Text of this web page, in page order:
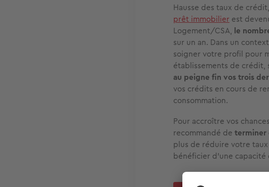
Hausse des taux de
prêt immobilier est
Logement/CSA, le
sur un an. Dans un
soigner votre profil pour
établissements de crédit,
au peigne fin vos trois
vos crédits en cours de
consommation.
Pour accroître vos
recommandé de terminer
plus de réduire votre
bénéficier d’une